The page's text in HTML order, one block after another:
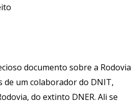
documento sobre a Rodovia
de um colaborador do DNIT,
do extinto DNER. Ali se